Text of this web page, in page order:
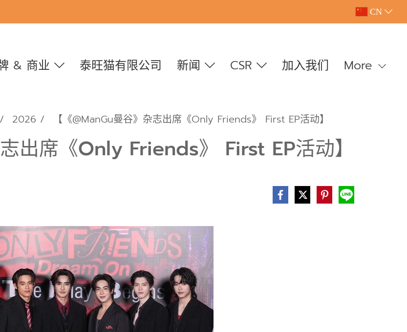
CN
& 商业 泰旺猫有限公司 新闻 CSR 加入我们 More
2026 【《@ManGu曼谷》杂志出席《Only Friends》 First EP活动】
出席《Only Friends》 First EP活动】